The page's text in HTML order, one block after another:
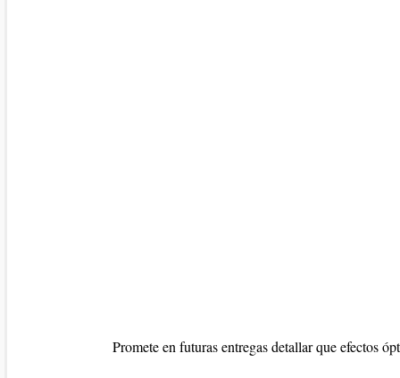
Promete en futuras entregas detallar que efectos